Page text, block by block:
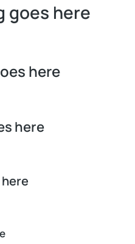
goes here
here
here